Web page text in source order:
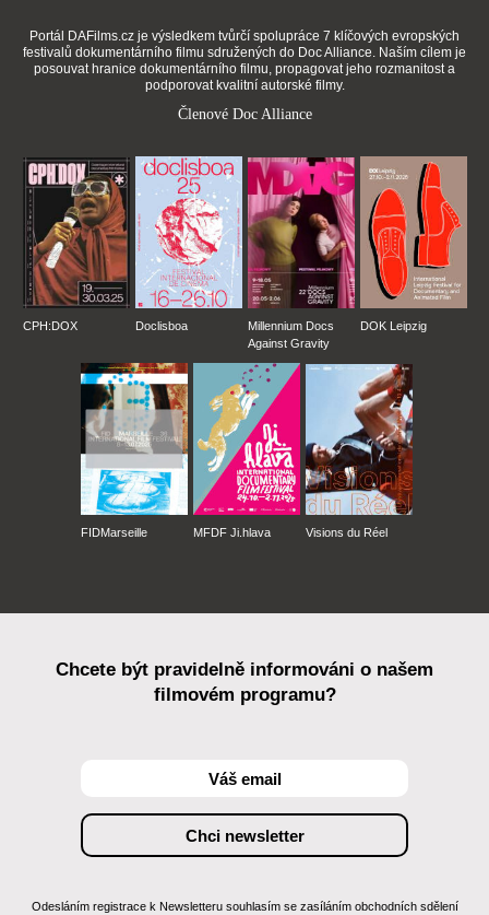
Portál DAFilms.cz je výsledkem tvůrčí spolupráce 7 klíčových evropských
festivalů dokumentárního filmu sdružených do Doc Alliance. Naším cílem je
posouvat hranice dokumentárního filmu, propagovat jeho rozmanitost a
podporovat kvalitní autorské filmy.
Členové Doc Alliance
CPH:DOX Doclisboa
Millennium Docs
Against Gravity
DOK Leipzig
FIDMarseille MFDF Ji.hlava Visions du Réel
Chcete být pravidelně informováni o našem
filmovém programu?
Odesláním registrace k Newsletteru souhlasím se zasíláním obchodních sdělení